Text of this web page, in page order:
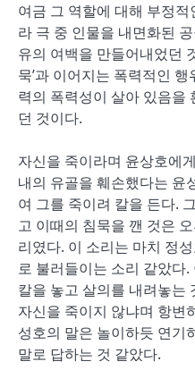
여금 그 역할에 대해 부정
라 극 중 인물을 내면화된
유의 여백을 만들어내었던
묵’과 이어지는 폭력적인
력의 폭력성이 살아 있음을
던 것이다.
자신을 죽이라며 윤상호에
내의 유골을 훼손했다는 윤
여 그를 죽이려 칼을 든다.
고 이때의 침묵을 깬 것은
리였다. 이 소리는 마치 정
로 불러들이는 소리 같았다
칼을 놓고 살의를 내려놓는
자신을 죽이지 않냐며 항변
성호의 말은 놀이하듯 연기
말로 답하는 것 같았다.